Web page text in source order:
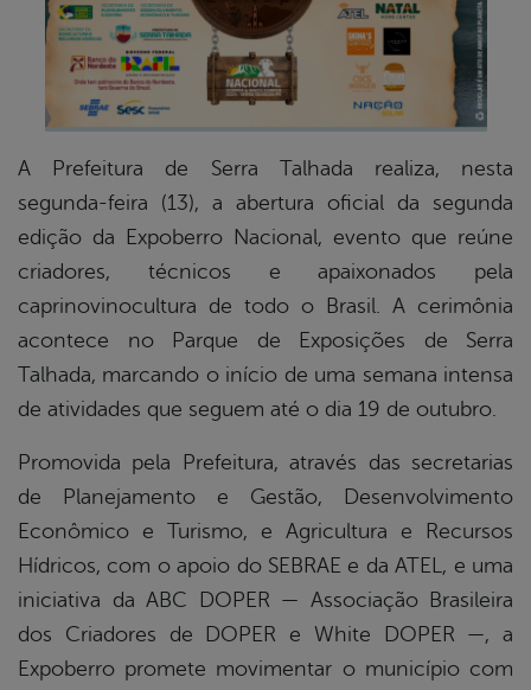
A Prefeitura de Serra Talhada realiza, nesta
segunda-feira (13), a abertura oficial da segunda
edição da Expoberro Nacional, evento que reúne
criadores, técnicos e apaixonados pela
caprinovinocultura de todo o Brasil. A cerimônia
acontece no Parque de Exposições de Serra
Talhada, marcando o início de uma semana intensa
de atividades que seguem até o dia 19 de outubro.
Promovida pela Prefeitura, através das secretarias
de Planejamento e Gestão, Desenvolvimento
Econômico e Turismo, e Agricultura e Recursos
Hídricos, com o apoio do SEBRAE e da ATEL, e uma
iniciativa da ABC DOPER — Associação Brasileira
dos Criadores de DOPER e White DOPER —, a
Expoberro promete movimentar o município com